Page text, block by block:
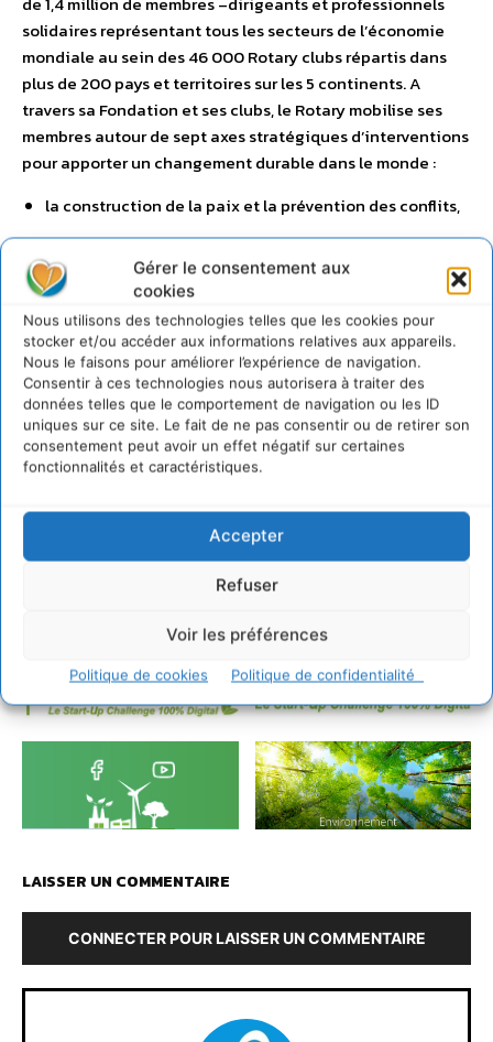
Gérer le consentement aux
cookies
Nous utilisons des technologies telles que les cookies pour
stocker et/ou accéder aux informations relatives aux appareils.
Nous le faisons pour améliorer l’expérience de navigation.
Consentir à ces technologies nous autorisera à traiter des
données telles que le comportement de navigation ou les ID
uniques sur ce site. Le fait de ne pas consentir ou de retirer son
consentement peut avoir un effet négatif sur certaines
fonctionnalités et caractéristiques.
Accepter
Refuser
Voir les préférences
Politique de cookies Politique de confidentialité
solidaires représentant tous les secteurs de l’économie
mondiale au sein des 46 000 Rotary clubs répartis dans
plus de 200 pays et territoires sur les 5 continents. A
travers sa Fondation et ses clubs, le Rotary mobilise ses
membres autour de sept axes stratégiques d’interventions
pour apporter un changement durable dans le monde :
la construction de la paix et la prévention des conflits,
l’approvisionnement en eau potable,
l’assainissement et l’hygiène,
la prévention et le traitement des maladies,
la santé des mères et des enfants,
l’alphabétisation et l’éducation,
le développement des économies locales,
la préservation et la protection de l’environnement.
– www.rotary.org/fr
LAISSER UN COMMENTAIRE
CONNECTER POUR LAISSER UN COMMENTAIRE